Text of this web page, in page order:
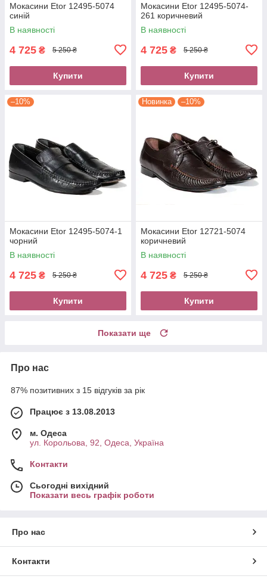
Мокасини Etor 12495-5074
синій
В наявності
4 725 ₴ 5 250 ₴
Купити
Мокасини Etor 12495-5074-
261 коричневий
В наявності
4 725 ₴ 5 250 ₴
Купити
–10%
Мокасини Etor 12495-5074-1
чорний
В наявності
4 725 ₴ 5 250 ₴
Купити
Новинка –10%
Мокасини Etor 12721-5074
коричневий
В наявності
4 725 ₴ 5 250 ₴
Купити
Показати ще
Про нас
87% позитивних з 15 відгуків за рік
Працює з 13.08.2013
м. Одеса
ул. Корольова, 92, Одеса, Україна
Контакти
Сьогодні вихідний
Показати весь графік роботи
Про нас
Контакти